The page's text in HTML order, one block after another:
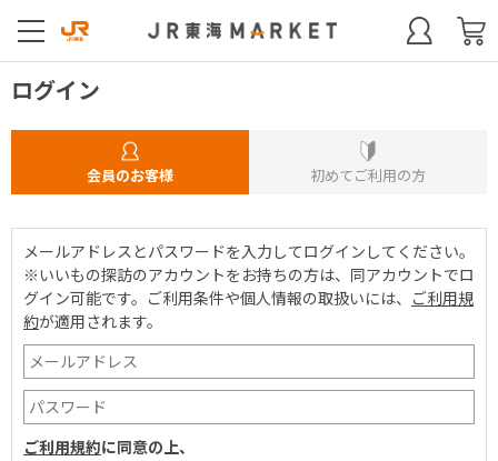
ログイン
会員のお客様 初めてご利用の方
メールアドレスとパスワードを入力してログインしてください。
※いいもの探訪のアカウントをお持ちの方は、同アカウントでロ
グイン可能です。 ご利用条件や個人情報の取扱いには、 ご利用規
約が適用されます。
ご利用規約に同意の上、